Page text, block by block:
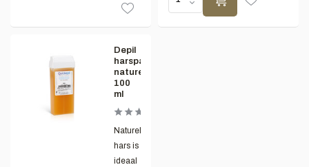
Depil
harspatroon
naturel
100
ml
Naturel
hars is
ideaal